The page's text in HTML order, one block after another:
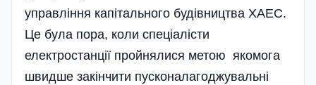
управління капітального будівництва ХАЕС.
Це була пора, коли спеціалісти
електростанції пройнялися метою якомога
швидше закінчити пусконалагоджувальні